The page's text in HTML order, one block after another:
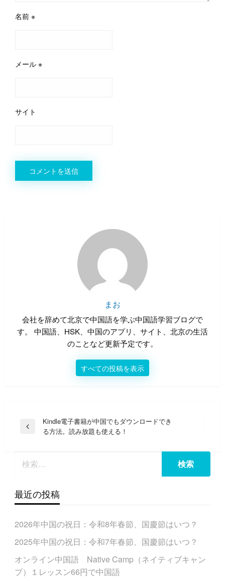
名前 ※
メール ※
サイト
まお
会社を辞めて北京で中国語を学ぶ中国語学習ブログで
す。 中国語、HSK、中国のアプリ、サイト、北京の生活
のことなど更新予定です。
すべての投稿を表示
投
ビ
ー
シ
ョ
稿
Kindle電子書籍が中国でもダウンロードでき
る方法。読み放題も使える！
最近の投稿
2026年中国の祝日：令和8年春節、国慶節はいつ？
2025年中国の祝日：令和7年春節、国慶節はいつ？
オンライン中国語 Native Camp（ネイティブキャン
プ）１レッスン66円で中国語